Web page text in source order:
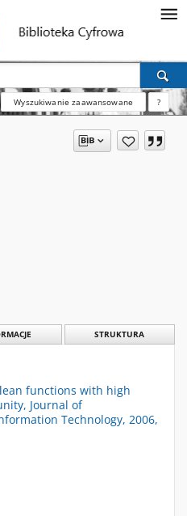
Wyszukiwanie zaawansowane ?
STRUKTURA
functions with high
Journal of
Technology, 2006,